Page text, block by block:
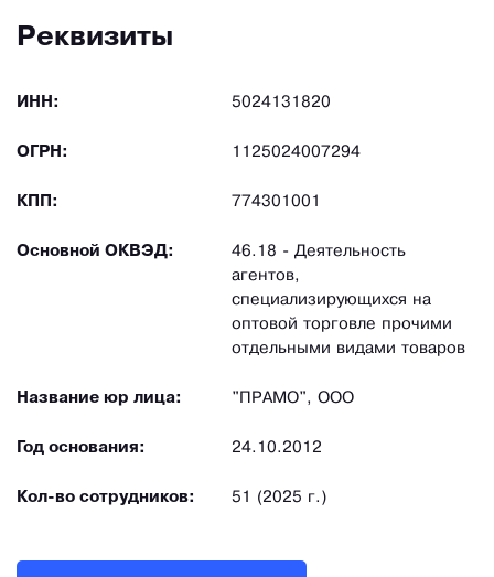
Реквизиты
ИНН: 5024131820
ОГРН: 1125024007294
КПП: 774301001
Основной ОКВЭД:
46.18 - Деятельность
агентов,
специализирующихся на
оптовой торговле прочими
отдельными видами товаров
Название юр лица: "ПРАМО", ООО
Год основания: 24.10.2012
Кол-во сотрудников: 51 (2025 г.)